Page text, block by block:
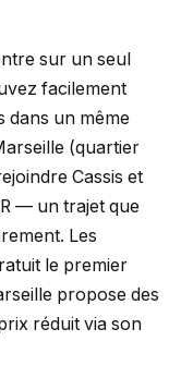
sur un seul
facilement
dans un même
(quartier
Cassis et
— un trajet que
Les
le premier
propose des
réduit via son